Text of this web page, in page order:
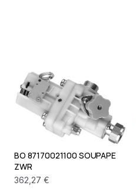
BO 87170021100 SOUPAPE
ZWR
362,27 €